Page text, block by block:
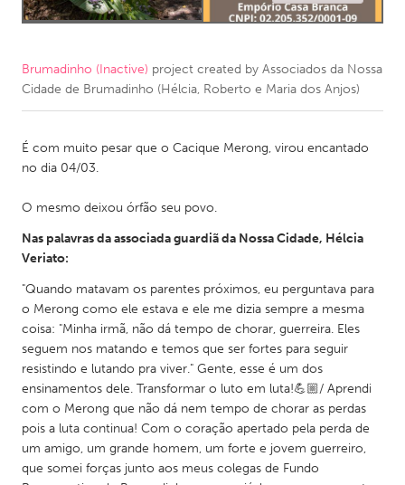
Amherstburg
Kingston
Kitchener-Waterloo
New Glasgow
Toronto
MALAYSIA
Kuala Lumpur
NETHERLANDS
Leiden
Rotterdam
Utrecht
QATAR
Qatar
Brumadinho (Inactive) project created by Associados da Nossa
Cidade de Brumadinho (Hélcia, Roberto e Maria dos Anjos)
É com muito pesar que o Cacique Merong, virou encantado
no dia 04/03.
O mesmo deixou órfão seu povo.
Nas palavras da associada guardiã da Nossa Cidade, Hélcia
Veriato:
"Quando matavam os parentes próximos, eu perguntava para
o Merong como ele estava e ele me dizia sempre a mesma
coisa: "Minha irmã, não dá tempo de chorar, guerreira. Eles
seguem nos matando e temos que ser fortes para seguir
resistindo e lutando pra viver." Gente, esse é um dos
ensinamentos dele. Transformar o luto em luta!💪🏼/ Aprendi
com o Merong que não dá nem tempo de chorar as perdas
pois a luta continua! Com o coração apertado pela perda de
um amigo, um grande homem, um forte e jovem guerreiro,
que somei forças junto aos meus colegas de Fundo